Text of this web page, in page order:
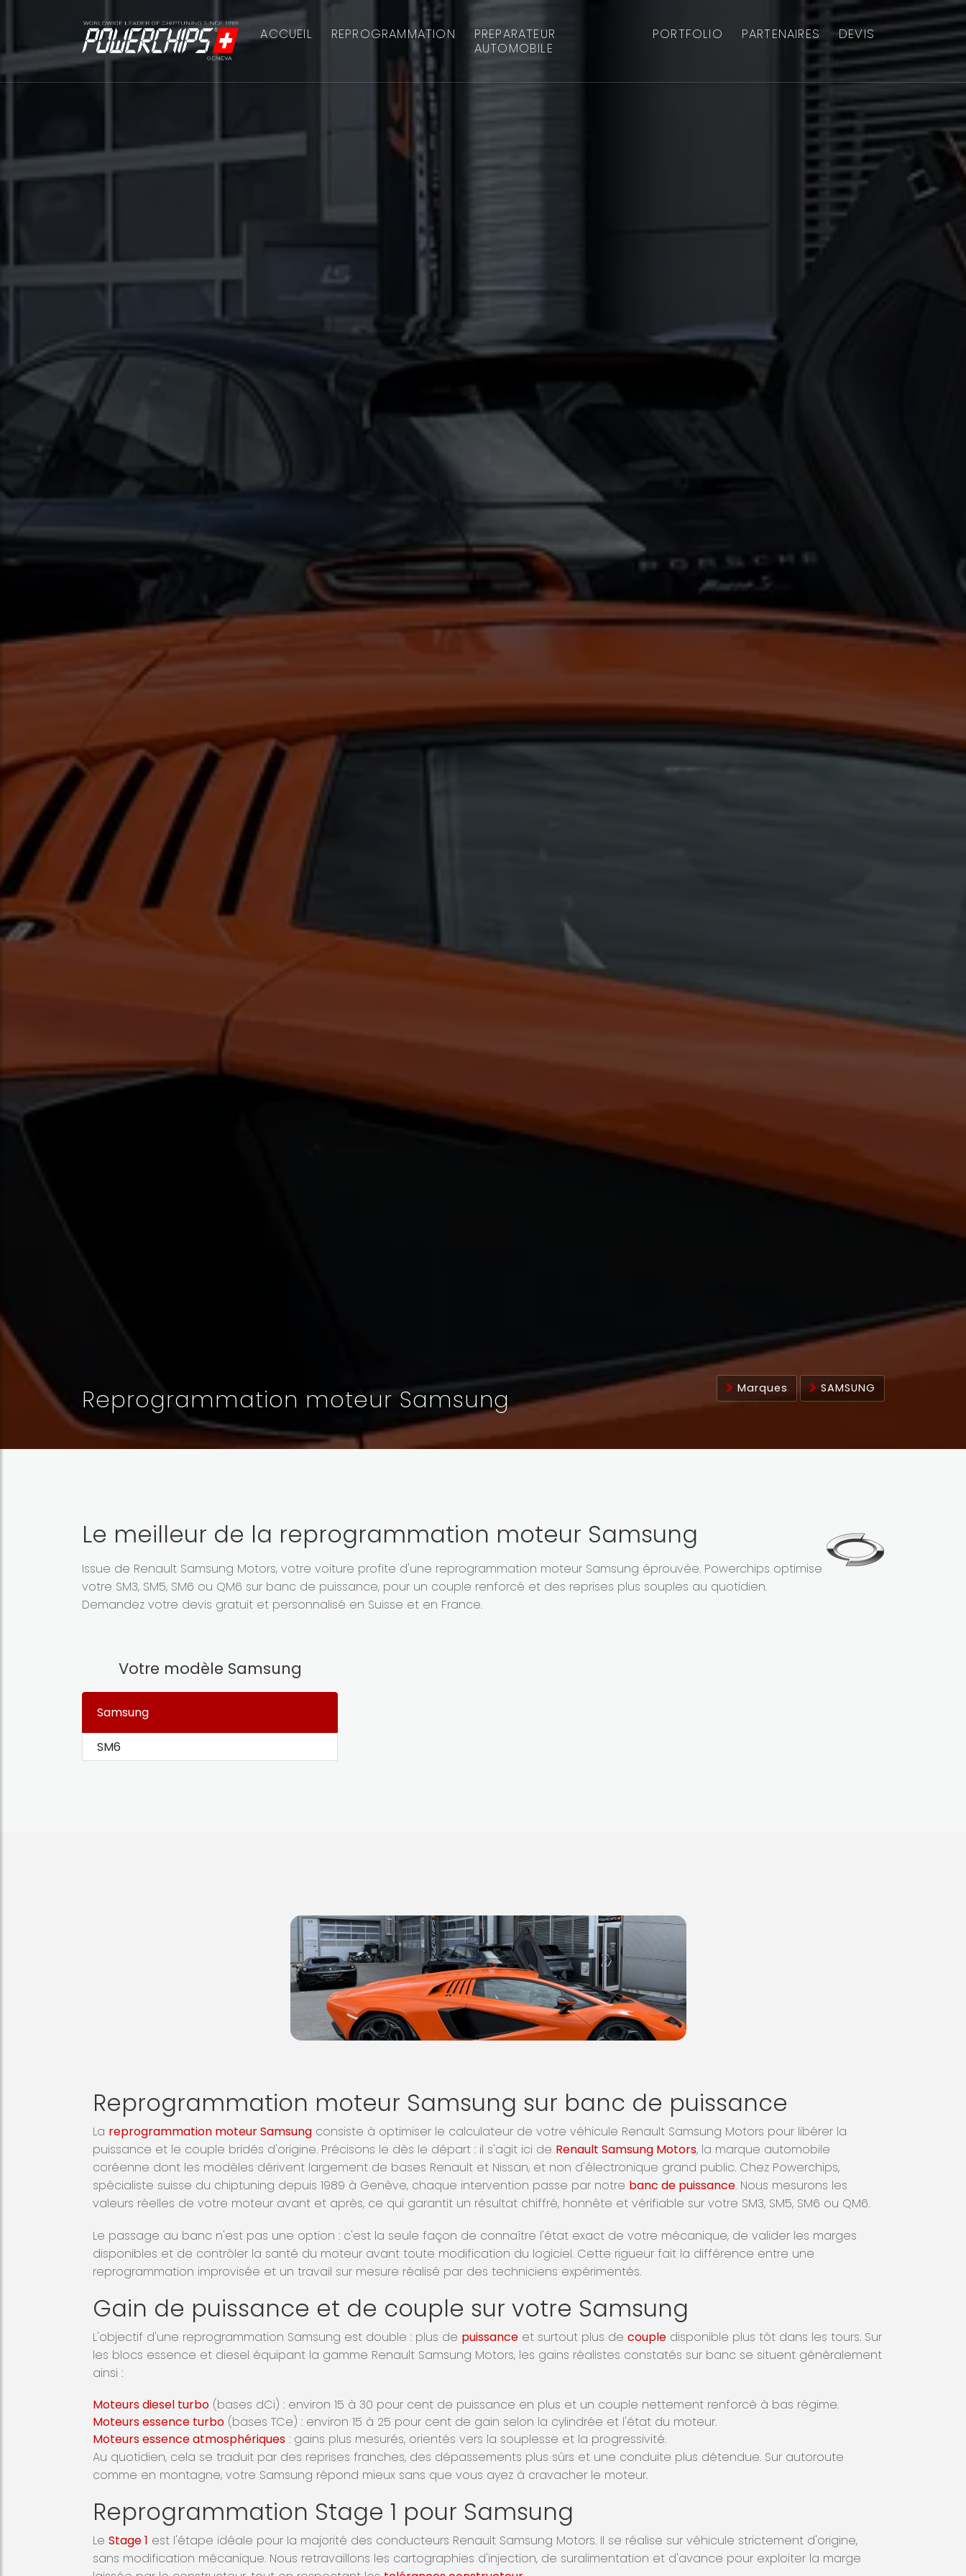
ACCUEIL REPROGRAMMATION
PREPARATEUR
AUTOMOBILE
PORTFOLIO PARTENAIRES DEVIS
Reprogrammation moteur Samsung Marques SAMSUNG
Le meilleur de la reprogrammation moteur Samsung
Issue de Renault Samsung Motors, votre voiture profite d'une reprogrammation moteur Samsung éprouvée. Powerchips optimise
votre SM3, SM5, SM6 ou QM6 sur banc de puissance, pour un couple renforcé et des reprises plus souples au quotidien.
Demandez votre devis gratuit et personnalisé en Suisse et en France.
Votre modèle Samsung
Samsung
SM6
Reprogrammation moteur Samsung sur banc de puissance
La reprogrammation moteur Samsung consiste à optimiser le calculateur de votre véhicule Renault Samsung Motors pour libérer la
puissance et le couple bridés d'origine. Précisons le dès le départ : il s'agit ici de Renault Samsung Motors, la marque automobile
coréenne dont les modèles dérivent largement de bases Renault et Nissan, et non d'électronique grand public. Chez Powerchips,
spécialiste suisse du chiptuning depuis 1989 à Genève, chaque intervention passe par notre banc de puissance. Nous mesurons les
valeurs réelles de votre moteur avant et après, ce qui garantit un résultat chiffré, honnête et vérifiable sur votre SM3, SM5, SM6 ou QM6.
Le passage au banc n'est pas une option : c'est la seule façon de connaître l'état exact de votre mécanique, de valider les marges
disponibles et de contrôler la santé du moteur avant toute modification du logiciel. Cette rigueur fait la différence entre une
reprogrammation improvisée et un travail sur mesure réalisé par des techniciens expérimentés.
Gain de puissance et de couple sur votre Samsung
L'objectif d'une reprogrammation Samsung est double : plus de puissance et surtout plus de couple disponible plus tôt dans les tours. Sur
les blocs essence et diesel équipant la gamme Renault Samsung Motors, les gains réalistes constatés sur banc se situent généralement
ainsi :
Moteurs diesel turbo (bases dCi) : environ 15 à 30 pour cent de puissance en plus et un couple nettement renforcé à bas régime.
Moteurs essence turbo (bases TCe) : environ 15 à 25 pour cent de gain selon la cylindrée et l'état du moteur.
Moteurs essence atmosphériques : gains plus mesurés, orientés vers la souplesse et la progressivité.
Au quotidien, cela se traduit par des reprises franches, des dépassements plus sûrs et une conduite plus détendue. Sur autoroute
comme en montagne, votre Samsung répond mieux sans que vous ayez à cravacher le moteur.
Reprogrammation Stage 1 pour Samsung
Le Stage 1 est l'étape idéale pour la majorité des conducteurs Renault Samsung Motors. Il se réalise sur véhicule strictement d'origine,
sans modification mécanique. Nous retravaillons les cartographies d'injection, de suralimentation et d'avance pour exploiter la marge